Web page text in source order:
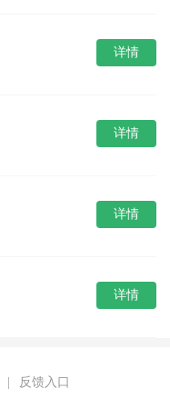
详情
详情
详情
详情
反馈入口